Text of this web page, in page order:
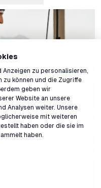
Anzeigen zu personalisieren,
zu können und die Zugriffe
geben wir
Website an unsere
Analysen weiter. Unsere
mit weiteren
haben oder die sie im
haben.